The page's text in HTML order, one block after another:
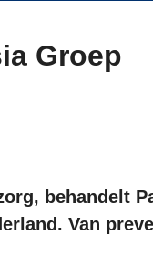
Groep
behandelt
Van